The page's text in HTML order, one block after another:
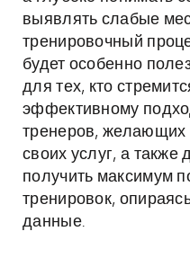
выявлять слабые
тренировочный
будет особенно
для тех, кто
эффективному
тренеров, желающих
своих услуг, а также
получить максимум
тренировок,
данные.